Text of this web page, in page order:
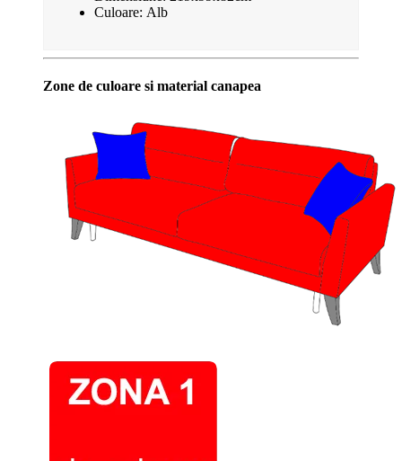
Culoare: Alb
Zone de culoare si material canapea